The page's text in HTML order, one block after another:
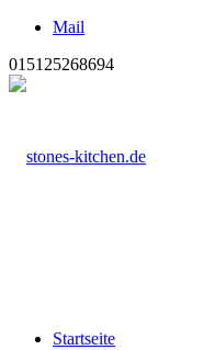
Mail
015125268694
Startseite